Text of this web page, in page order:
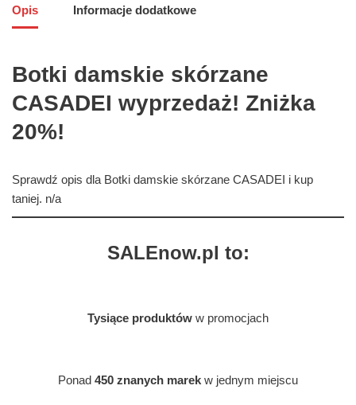
Opis Informacje dodatkowe
Botki damskie skórzane
CASADEI wyprzedaż! Zniżka
20%!
Sprawdź opis dla Botki damskie skórzane CASADEI i kup
taniej. n/a
SALEnow.pl to:
Tysiące produktów w promocjach
Ponad 450 znanych marek w jednym miejscu